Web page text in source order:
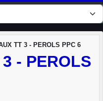
TT 3 - PEROLS PPC 6
- PEROLS